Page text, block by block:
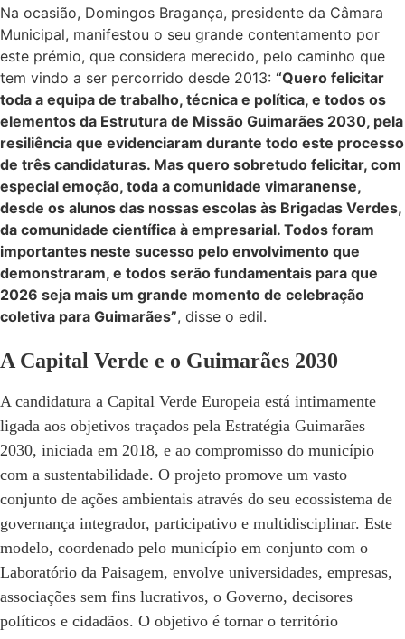
Na ocasião, Domingos Bragança, presidente da Câmara
Municipal, manifestou o seu grande contentamento por
este prémio, que considera merecido, pelo caminho que
tem vindo a ser percorrido desde 2013: “Quero felicitar
toda a equipa de trabalho, técnica e política, e todos os
elementos da Estrutura de Missão Guimarães 2030, pela
resiliência que evidenciaram durante todo este processo
de três candidaturas. Mas quero sobretudo felicitar, com
especial emoção, toda a comunidade vimaranense,
desde os alunos das nossas escolas às Brigadas Verdes,
da comunidade científica à empresarial. Todos foram
importantes neste sucesso pelo envolvimento que
demonstraram, e todos serão fundamentais para que
2026 seja mais um grande momento de celebração
coletiva para Guimarães”, disse o edil.
A Capital Verde e o Guimarães 2030
A candidatura a Capital Verde Europeia está intimamente
ligada aos objetivos traçados pela Estratégia Guimarães
2030, iniciada em 2018, e ao compromisso do município
com a sustentabilidade. O projeto promove um vasto
conjunto de ações ambientais através do seu ecossistema de
governança integrador, participativo e multidisciplinar. Este
modelo, coordenado pelo município em conjunto com o
Laboratório da Paisagem, envolve universidades, empresas,
associações sem fins lucrativos, o Governo, decisores
políticos e cidadãos. O objetivo é tornar o território